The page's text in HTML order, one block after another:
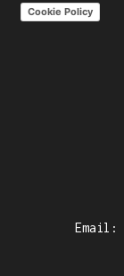
Cookie Policy
Email: